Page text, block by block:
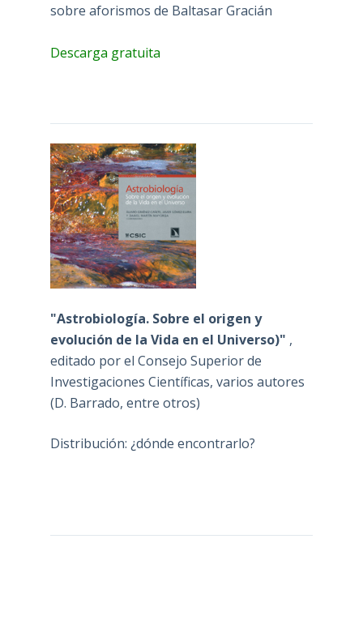
sobre aforismos de Baltasar Gracián
Descarga gratuita
"Astrobiología. Sobre el origen y
evolución de la Vida en el Universo)" ,
editado por el Consejo Superior de
Investigaciones Científicas, varios autores
(D. Barrado, entre otros)
Distribución: ¿dónde encontrarlo?